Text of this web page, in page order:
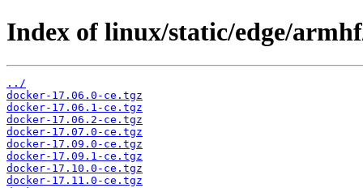
Index of linux/static/edge/
../
docker-17.06.0-ce.tgz
docker-17.06.1-ce.tgz
docker-17.06.2-ce.tgz
docker-17.07.0-ce.tgz
docker-17.09.0-ce.tgz
docker-17.09.1-ce.tgz
docker-17.10.0-ce.tgz
docker-17.11.0-ce.tgz